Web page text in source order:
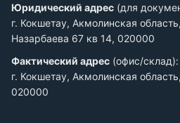
Юридический адрес (для
г. Кокшетау, Акмолинская
Назарбаева 67 кв 14, 020000
Фактический адрес (офис/склад):
г. Кокшетау, Акмолинская
020000